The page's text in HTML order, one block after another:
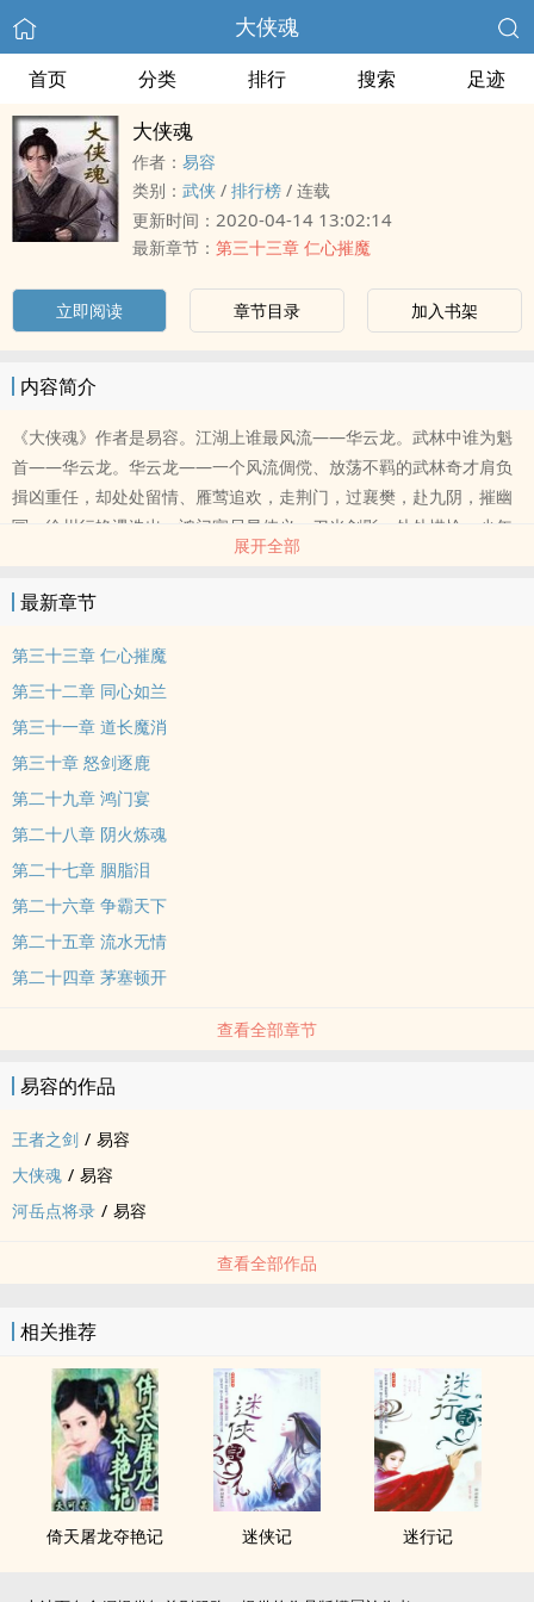
大侠魂
首页 分类 排行 搜索 足迹
大侠魂
作者： 易容
类别： 武侠 / 排行榜 / 连载
更新时间： 2020-04-14 13:02:14
最新章节： 第三十三章 仁心摧魔
立即阅读 章节目录 加入书架
内容简介
《大侠魂》作者是易容。江湖上谁最风流——华云龙。武林中谁为魁
首——华云龙。华云龙——一个风流倜傥、放荡不羁的武林奇才肩负
揖凶重任，却处处留情、雁莺追欢，走荆门，过襄樊，赴九阴，摧幽
冥，徐州行艳遇迭出，鸿门宴尽显侠义。刀光剑影，处处惜怜；少年
多情，淑女诡奸；魔教邪恶，仁心摧坚；魔女凶残，侠肠寸断。为侠
夜月斩。
展开全部
最新章节
第三十三章 仁心摧魔
第三十二章 同心如兰
第三十一章 道长魔消
第三十章 怒剑逐鹿
第二十九章 鸿门宴
第二十八章 阴火炼魂
第二十七章 胭脂泪
第二十六章 争霸天下
第二十五章 流水无情
第二十四章 茅塞顿开
查看全部章节
易容的作品
王者之剑 / 易容
大侠魂 / 易容
河岳点将录 / 易容
查看全部作品
相关推荐
倚天屠龙夺艳记 迷侠记 迷行记